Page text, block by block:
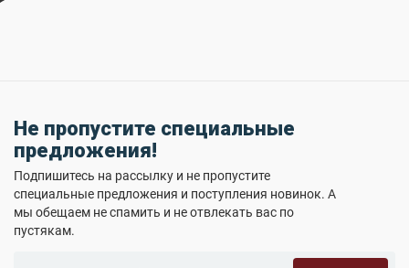
Не пропустите специальные
предложения!
Подпишитесь на рассылку и не пропустите
специальные предложения и поступления новинок. А
мы обещаем не спамить и не отвлекать вас по
пустякам.